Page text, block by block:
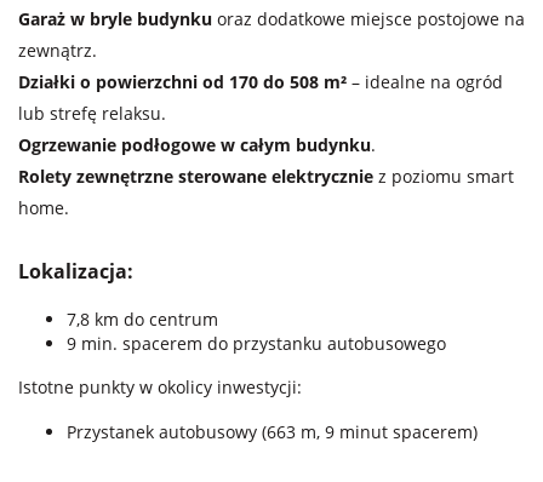
Garaż w bryle budynku oraz dodatkowe miejsce postojowe na
zewnątrz.
Działki o powierzchni od 170 do 508 m² – idealne na ogród
lub strefę relaksu.
Ogrzewanie podłogowe w całym budynku.
Rolety zewnętrzne sterowane elektrycznie z poziomu smart
home.
Lokalizacja:
7,8 km do centrum
9 min. spacerem do przystanku autobusowego
Istotne punkty w okolicy inwestycji:
Przystanek autobusowy (663 m, 9 minut spacerem)